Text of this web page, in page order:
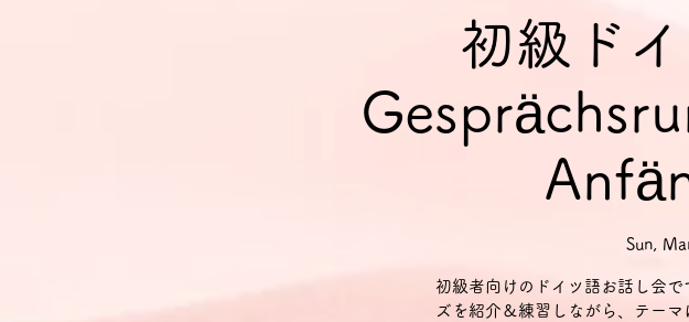
初級ド
Sun,
初級者向けのドイツ語お話し会
ズを紹介＆練習しながら、テー